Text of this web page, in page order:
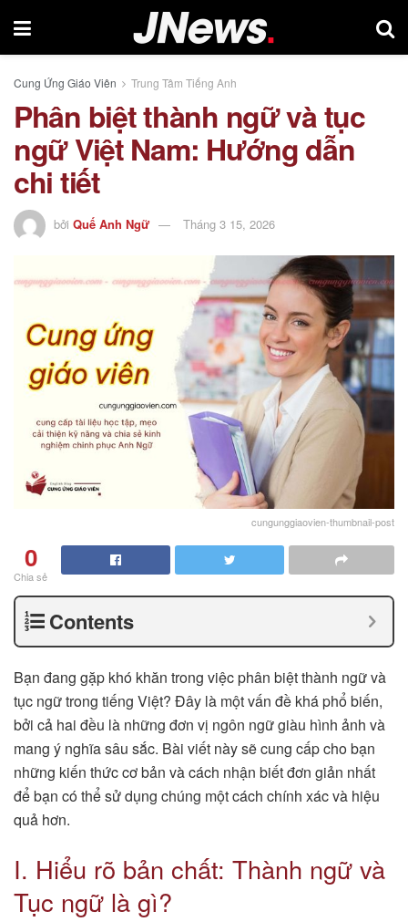
Cung Ứng Giáo Viên Trung Tâm Tiếng Anh
Phân biệt thành ngữ và tục
ngữ Việt Nam: Hướng dẫn
chi tiết
bởi Quế Anh Ngữ Tháng 3 15, 2026
cungunggiaovien-thumbnail-post
0
Chia sẻ
Contents
Bạn đang gặp khó khăn trong việc phân biệt thành ngữ và
tục ngữ trong tiếng Việt? Đây là một vấn đề khá phổ biến,
bởi cả hai đều là những đơn vị ngôn ngữ giàu hình ảnh và
mang ý nghĩa sâu sắc. Bài viết này sẽ cung cấp cho bạn
những kiến thức cơ bản và cách nhận biết đơn giản nhất
để bạn có thể sử dụng chúng một cách chính xác và hiệu
quả hơn.
I. Hiểu rõ bản chất: Thành ngữ và
Tục ngữ là gì?